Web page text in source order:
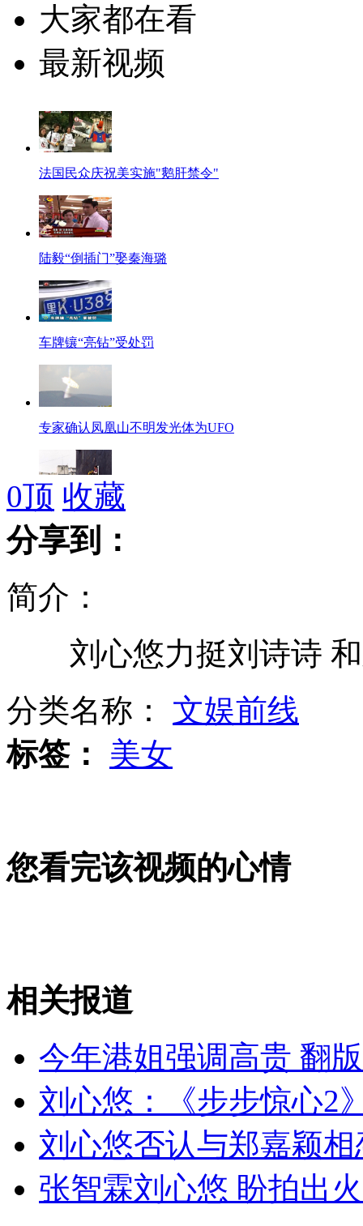
大家都在看
最新视频
法国民众庆祝美实施"鹅肝禁令"
陆毅“倒插门”娶秦海璐
车牌镶“亮钻”受处罚
专家确认凤凰山不明发光体为UFO
“疯狂老人”拍离地6米悬浮照
卖家遭投诉 投递大便报复买家
奥运场餐厅因麦当劳施压弃卖薯条
幼童独自乘电梯 爬窗坠楼身亡
山西运城恶犬咬伤多人 警民合力深夜将其击毙
女孩北京地铁殴打老人 痛下狠手拳打脚踢
无痛分娩是否安全 医生回应
外交部：反对强权政治霸凌主义
0顶 收藏
分享到：
简介：
刘心悠力挺刘诗诗 和
分类名称： 文娱前线
标签：
美女
您看完该视频的心情
相关报道
今年港姐强调高贵 翻
刘心悠：《步步惊心2
刘心悠否认与郑嘉颖
张智霖刘心悠 盼拍出